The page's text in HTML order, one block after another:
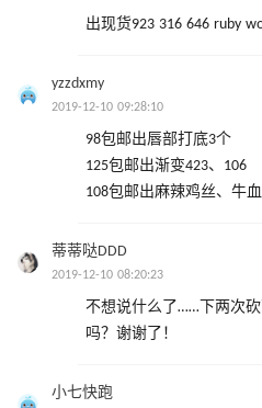
出现货923 316 646 ruby
yzzdxmy
2019-12-10 09:28:10
98包邮出唇部打底3个
125包邮出渐变423、106
108包邮出麻辣鸡丝、牛
蒂蒂哒DDD
2019-12-10 08:20:23
不想说什么了……下两次
吗？谢谢了！
小七快跑